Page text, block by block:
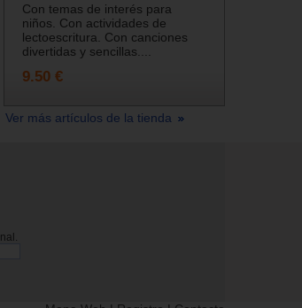
Con temas de interés para
niños. Con actividades de
lectoescritura. Con canciones
divertidas y sencillas....
9.50 €
Ver más artículos de la tienda